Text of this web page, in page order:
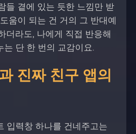
들 곁에 있는 듯한 느낌만 받
움이 되는 건 거의 그 반대예
더라도, 나에게 직접 반응해
는 단 한 번의 교감이요.
진짜 친구 앱의
입력창 하나를 건네주고는